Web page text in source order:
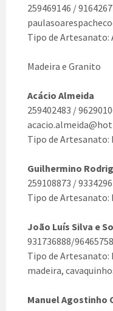
259469146 /
Tipo de Artesanato:
Madeira e Granito
Acácio Almeida
259402483 /
Tipo de Artesanato:
Guilhermino
259108873 /
Tipo de Artesanato:
João Luís Silva e
931736888/
Tipo de
madeira,
Manuel Agostinho